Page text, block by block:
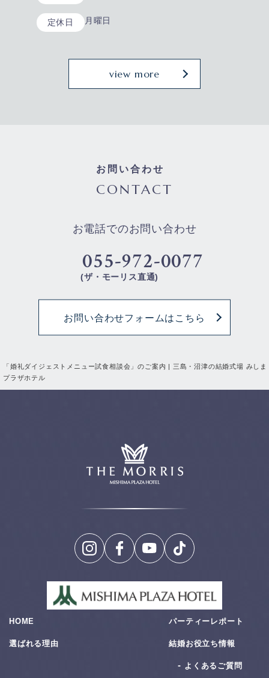
「婚礼ダイジェストメニュー試食相談会」のご案内 | 三島・沼津の結婚式場 みしま
プラザホテル
定休日 月曜日
view more
お問い合わせ
CONTACT
お電話でのお問い合わせ
055-972-0077
(ザ・モーリス直通)
お問い合わせフォームはこちら
HOME
選ばれる理由
パーティーレポート
結婚お役⽴ち情報
よくあるご質問